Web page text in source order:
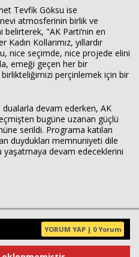
Tevfik Göksu ise
atmosferinin birlik ve
"AK Parti’nin en
Kollarımız, yıllardır
nice seçimde, nice projede elini
emeği geçen her bir
perçinlemek için bir
devam ederken, AK
bugüne uzanan güçlü
serildi. Programa katılan
duydukları memnuniyeti dile
yaşatmaya devam edeceklerini
YORUM YAP | 0 Yorum